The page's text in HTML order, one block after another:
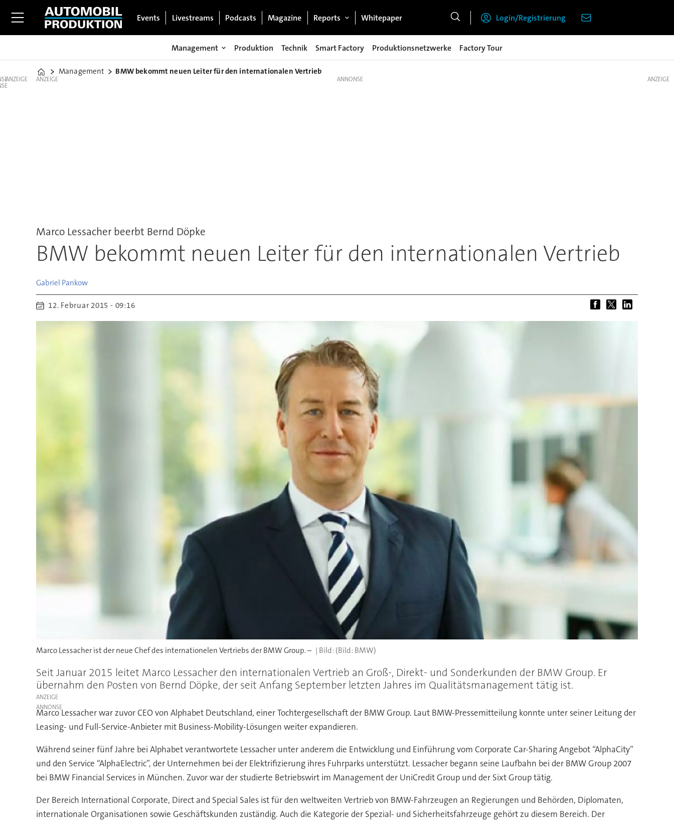
Events Livestreams Podcasts Magazine Reports Whitepaper Login/Registrierung
Management Produktion Technik Smart Factory Produktionsnetzwerke Factory Tour
Home
Management BMW bekommt neuen Leiter für den internationalen Vertrieb
ANZEIGE ANZEIGE
Marco Lessacher beerbt Bernd Döpke
BMW bekommt neuen Leiter für den internationalen Vertrieb
Gabriel Pankow
12. Februar 2015 - 09:16
Marco Lessacher ist der neue Chef des internationelen Vertriebs der BMW Group. – (Bild: BMW)
Seit Januar 2015 leitet Marco Lessacher den internationalen Vertrieb an Groß-, Direkt- und Sonderkunden der BMW Group. Er
übernahm den Posten von Bernd Döpke, der seit Anfang September letzten Jahres im Qualitätsmanagement tätig ist.
ANZEIGE
Marco Lessacher war zuvor CEO von Alphabet Deutschland, einer Tochtergesellschaft der BMW Group. Laut BMW-Pressemitteilung konnte unter seiner Leitung der
Leasing- und Full-Service-Anbieter mit Business-Mobility-Lösungen weiter expandieren.
Während seiner fünf Jahre bei Alphabet verantwortete Lessacher unter anderem die Entwicklung und Einführung vom Corporate Car-Sharing Angebot “AlphaCity”
und den Service “AlphaElectric”, der Unternehmen bei der Elektrifizierung ihres Fuhrparks unterstützt. Lessacher begann seine Laufbahn bei der BMW Group 2007
bei BMW Financial Services in München. Zuvor war der studierte Betriebswirt im Management der UniCredit Group und der Sixt Group tätig.
Der Bereich International Corporate, Direct and Special Sales ist für den weltweiten Vertrieb von BMW-Fahrzeugen an Regierungen und Behörden, Diplomaten,
internationale Organisationen sowie Geschäftskunden zuständig. Auch die Kategorie der Spezial- und Sicherheitsfahrzeuge gehört zu diesem Bereich. Der
ANZEIGE